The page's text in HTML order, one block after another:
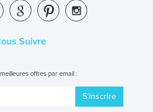
Suivre
offres par email :
S’inscrire